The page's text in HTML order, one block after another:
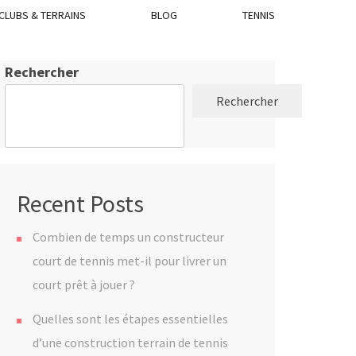
& TERRAINS BLOG TENNIS
Rechercher
Rechercher
Recent Posts
Combien de temps un constructeur
court de tennis met-il pour livrer un
court prêt à jouer ?
Quelles sont les étapes essentielles
d’une construction terrain de tennis